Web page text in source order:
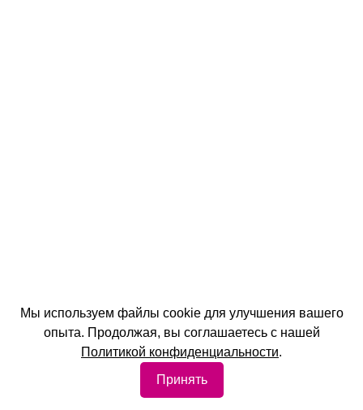
Мы используем файлы cookie для улучшения вашего
опыта. Продолжая, вы соглашаетесь с нашей
Политикой конфиденциальности.
Принять